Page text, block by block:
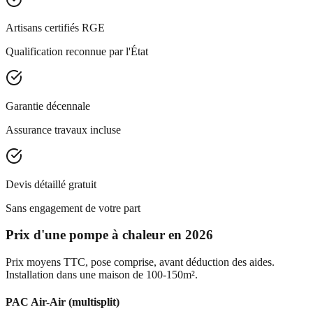
Artisans certifiés RGE
Qualification reconnue par l'État
Garantie décennale
Assurance travaux incluse
Devis détaillé gratuit
Sans engagement de votre part
Prix d'une pompe à chaleur en 2026
Prix moyens TTC, pose comprise, avant déduction des aides.
Installation dans une maison de 100-150m².
PAC Air-Air (multisplit)